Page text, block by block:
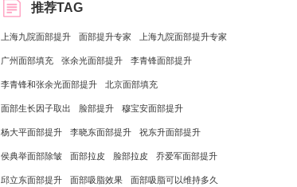
推荐TAG
上海九院面部提升 面部提升专家 上海九院面部提升专家
广州面部填充 张余光面部提升 李青锋面部提升
李青锋和张余光面部提升 北京面部填充
面部生长因子取出 脸部提升 穆宝安面部提升
杨大平面部提升 李晓东面部提升 祝东升面部提升
侯典举面部除皱 面部拉皮 脸部拉皮 乔爱军面部提升
邱立东面部提升 面部吸脂效果 面部吸脂可以维持多久